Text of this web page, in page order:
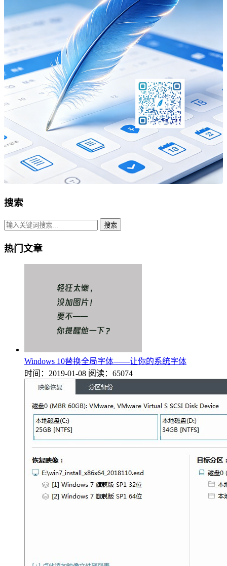
搜索
搜索
热门文章
Windows 10替换全局字体——让你的系统字体
时间：2019-01-08 阅读：65074